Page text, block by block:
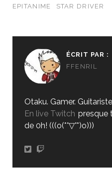
EPITANIME
STAR DRIVER
ÉCRIT PAR :
FFENRIL
Otaku. Gamer.
En live Twitch presque
de 0h! (((o(*°▽°*)o)))